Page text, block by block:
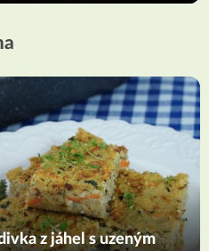
z jáhel s uzeným